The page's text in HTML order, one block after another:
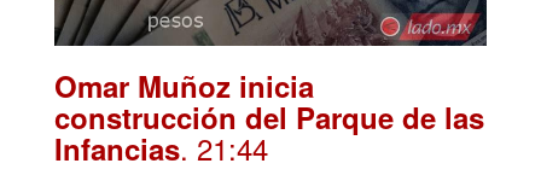
Omar Muñoz inicia
construcción del Parque de las
Infancias. 21:44